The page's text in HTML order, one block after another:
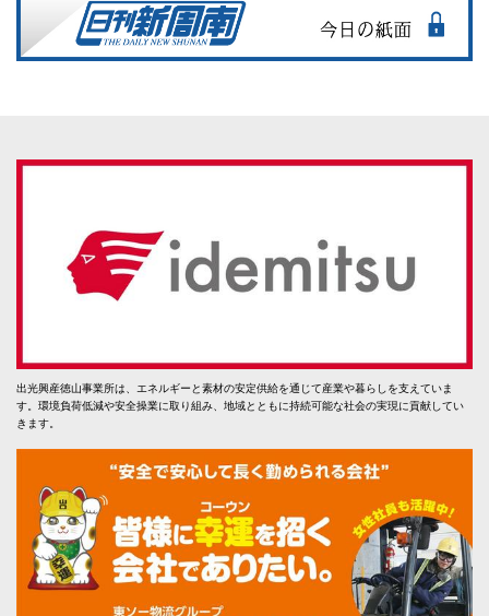
出光興産徳山事業所は、エネルギーと素材の安定供給を通じて産業や暮らしを支えていま
す。環境負荷低減や安全操業に取り組み、地域とともに持続可能な社会の実現に貢献してい
きます。